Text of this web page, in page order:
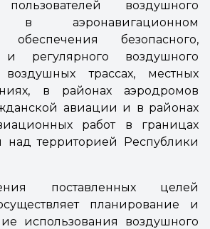
пользователей воздушного
в аэронавигационном
обеспечения безопасного,
и регулярного воздушного
трассах, местных
в районах аэродромов
авиации и в районах
работ в границах
над территорией Республики
поставленных целей
планирование и
использования воздушного